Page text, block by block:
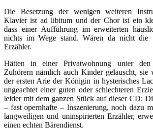
Die Besetzung der wenigen weiteren
Klavier ist ad libitum und der Chor ist ein
dass einer Aufführung im erweiterten
nichts im Wege stand. Wären da nicht die
Erzähler.
Hätten in einer Privatwohnung unter den
Zuhörern nämlich auch Kinder gelauscht, sie
der ersten Arie der Königin in hysterisches
ungeachtet einer guten oder schlechteren
leider mit dem ganzen Stück auf dieser CD:
– fast opernhafte – Inszenierung, noch dazu
langweiligen und uninspirierten Erzähler,
einen echten Bärendienst.